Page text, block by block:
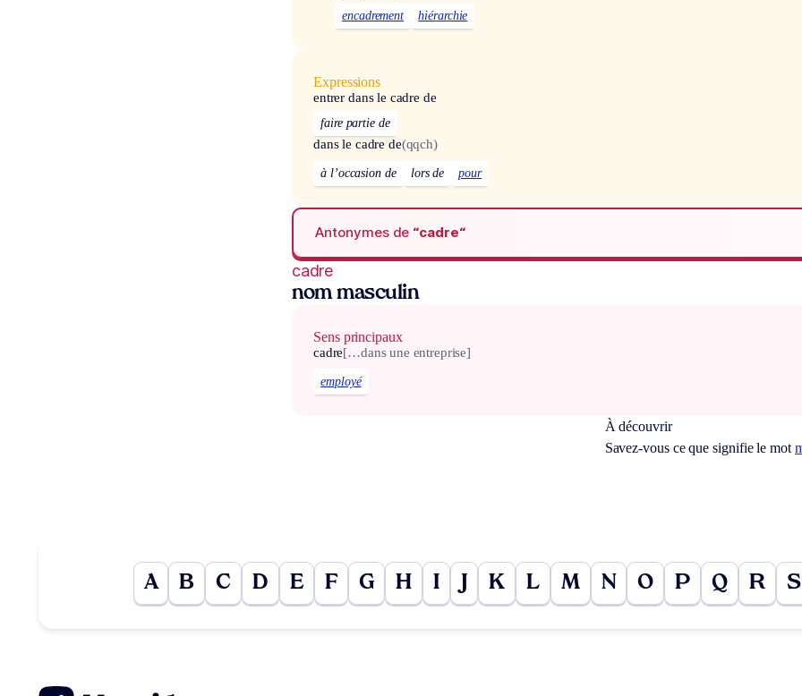
encadrement hiérarchie
Expressions
entrer dans le cadre de
faire partie de
dans le cadre de(qqch)
à l’occasion de lors de pour
Antonymes de “cadre“
cadre
nom masculin
Sens principaux
cadre[…dans une entreprise]
employé
À découvrir
Savez-vous ce que signifie le mot
A B C D E F G H I K L M N O P Q R S